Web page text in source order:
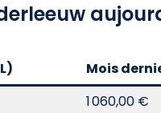
Mois
1 060,00 €